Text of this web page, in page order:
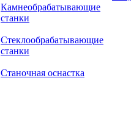
Камнеобрабатывающие
станки
Стеклообрабатывающие
станки
Станочная оснастка